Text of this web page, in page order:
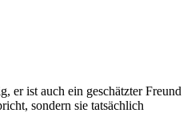
er ist auch ein geschätzter Freund
sondern sie tatsächlich